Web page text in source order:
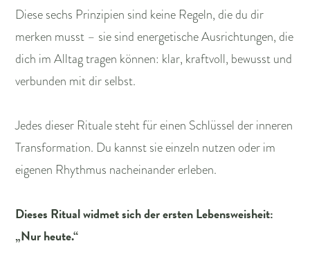
Diese sechs Prinzipien sind keine Regeln, die du dir
merken musst – sie sind energetische Ausrichtungen, die
dich im Alltag tragen können: klar, kraftvoll, bewusst und
verbunden mit dir selbst.
Jedes dieser Rituale steht für einen Schlüssel der inneren
Transformation. Du kannst sie einzeln nutzen oder im
eigenen Rhythmus nacheinander erleben.
Dieses Ritual widmet sich der ersten Lebensweisheit:
„Nur heute.“